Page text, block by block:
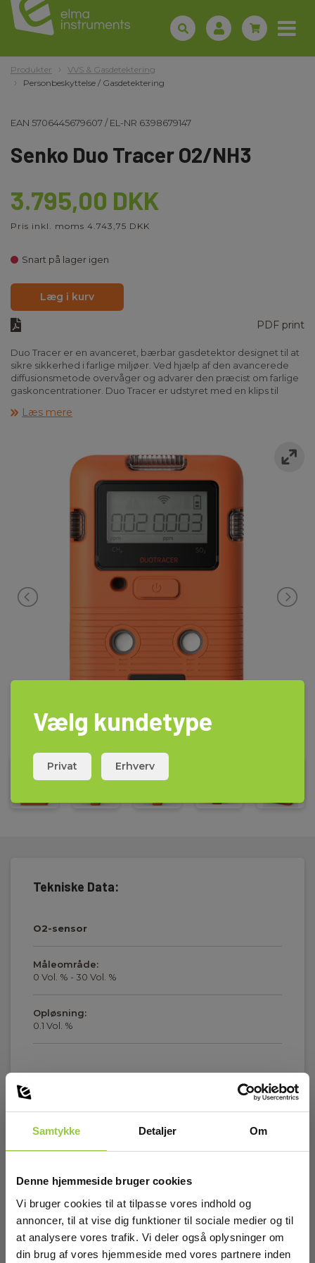
Samtykke Detaljer Om
Denne hjemmeside bruger cookies
Vi bruger cookies til at tilpasse vores indhold og
annoncer, til at vise dig funktioner til sociale medier og til
at analysere vores trafik. Vi deler også oplysninger om
din brug af vores hjemmeside med vores partnere inden
Produkter
VVS & Gasdetektering
Personbeskyttelse / Gasdetektering
EAN 5706445679607/EL-NR 6398679147
Senko Duo Tracer O2/NH3
3.795,00 DKK
Pris inkl. moms 4.743,75 DKK
Snart på lager igen
Læg i kurv
PDF print
Duo Tracer er en avanceret, bærbar gasdetektor designet til at
sikre sikkerhed i farlige miljøer. Ved hjælp af den avancerede
diffusionsmetode overvåger og advarer den præcist om farlige
gaskoncentrationer. Duo Tracer er udstyret med en klips til
NH3, O2 +O3, SO2 + H2S, SO2 + CO, NO2 + SO2, NO2 + CO, NO2 +
H2S, NH3 + CO.
Det er ikke alle konfigurationer, som er oprettet på
hjemmesiden. Kontakt os for pris og vejledning.
VIGTIGE FUNKTIONER:
Dobbelt gasdetektion
Bluetooth og IR-forbindelse
Overvågning i realtid
Vand- og støvtæt (IP67)
Kompakt og let design
Kraftige alarmfunktioner
Automatisk logning af op til 30 alarmhændelser
Nem konfiguration og datahåndtering via IR-link
Brugervenlig betjening
Læs mere
Tekniske Data:
O2-sensor
Måleområde:
0 Vol. % - 30 Vol. %
Opløsning:
0.1 Vol. %
NH3-sensor
Display og indikering
Display:
Download
Brochurer
Elma_Brochure_Senko_Duo_Tracer_O2-NH3__DK.pdf
Brochurer
Elma_Brochure_Senko_Duo_Tracer_O2-NH3__EN.pdf
Vælg kundetype
Privat Erhverv